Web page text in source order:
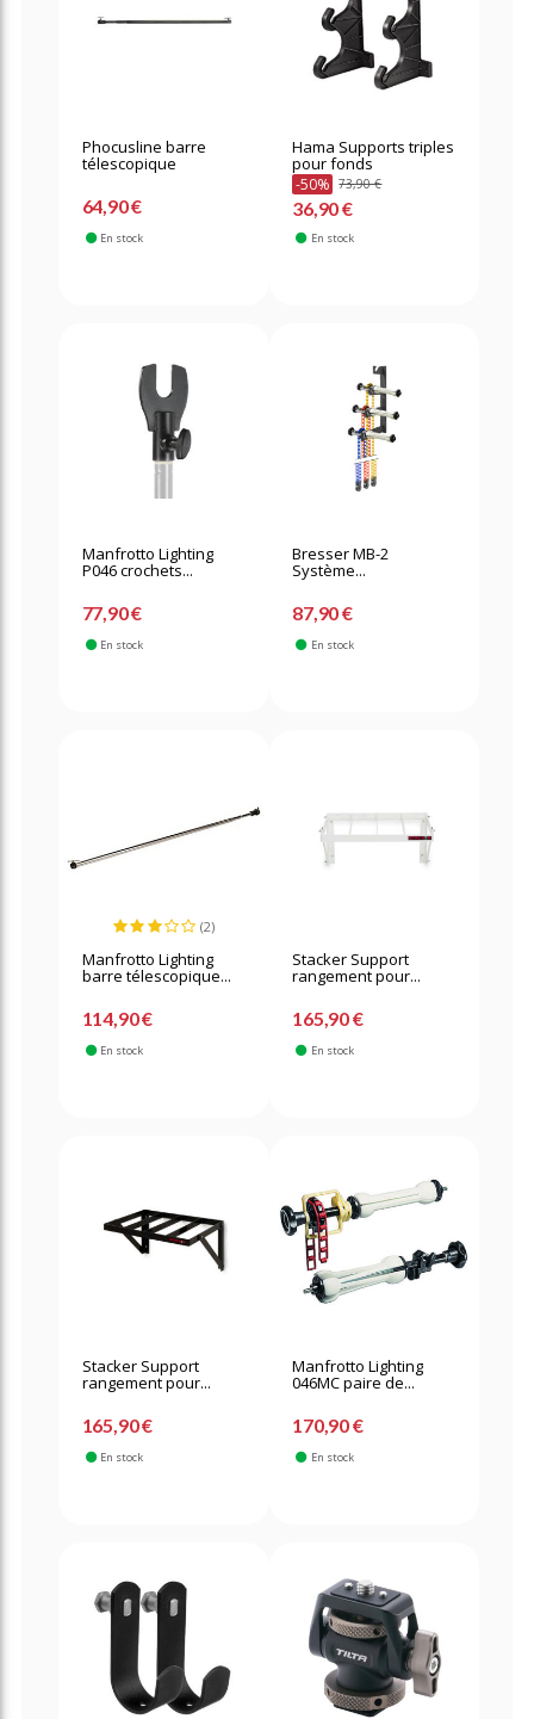
Phocusline barre
télescopique
64,90 €
En stock
Hama Supports triples
pour fonds
-50% 73,90 €
36,90 €
En stock
Manfrotto Lighting
P046 crochets...
77,90 €
En stock
Bresser MB-2
Système...
87,90 €
En stock
(2)
Manfrotto Lighting
barre télescopique...
114,90 €
En stock
Stacker Support
rangement pour...
165,90 €
En stock
Stacker Support
rangement pour...
165,90 €
En stock
Manfrotto Lighting
046MC paire de...
170,90 €
En stock